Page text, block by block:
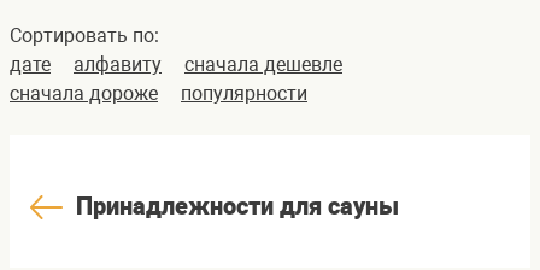
Сортировать по:
дате
алфавиту
сначала дешевле
сначала дороже
популярности
Принадлежности для сауны